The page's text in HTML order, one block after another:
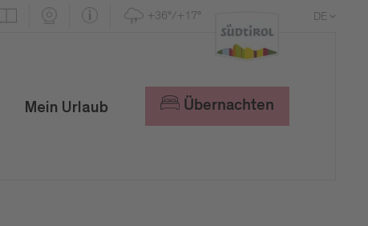
+36°/+17° DE
Mein Urlaub Übernachten